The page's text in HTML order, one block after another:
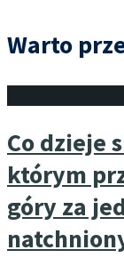
Warto
Co dzieje
którym
góry za